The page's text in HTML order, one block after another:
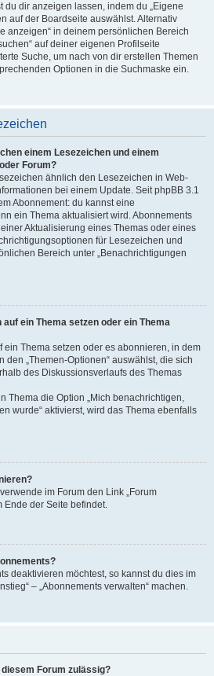
du dir anzeigen lassen, indem du „Eigene
auf der Boardseite auswählst. Alternativ
anzeigen“ in deinem persönlichen Bereich
auf deiner eigenen Profilseite
Suche, um nach von dir erstellen Themen
Optionen in die Suchmaske ein.
einem Lesezeichen und einem
Forum?
ähnlich den Lesezeichen in Web-
bei einem Update. Seit phpBB 3.1
Abonnement: du kannst eine
ein Thema aktualisiert wird. Abonnements
Aktualisierung eines Themas oder eines
für Lesezeichen und
Bereich unter „Benachrichtigungen
ein Thema setzen oder ein Thema
ein Thema setzen oder es abonnieren, in dem
den „Themen-Optionen“ auswählst, die sich
des Diskussionsverlaufs des Themas
Thema die Option „Mich benachrichtigen,
wurde“ aktivierst, wird das Thema ebenfalls
im Forum den Link „Forum
Ende der Seite befindet.
deaktivieren möchtest, so kannst du dies im
– „Abonnements verwalten“ machen.
Forum zulässig?